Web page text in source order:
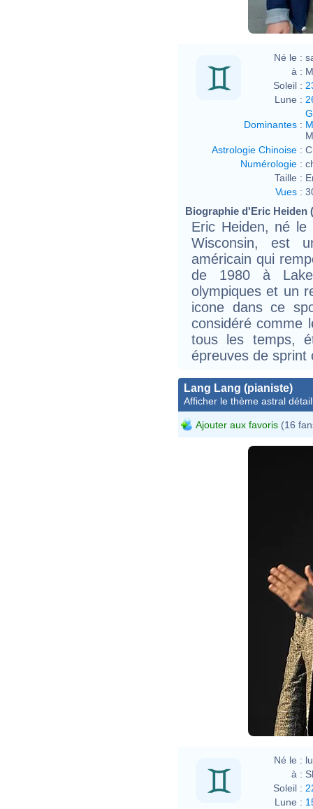
Né le :
à :
Soleil :
Lune :
Dominantes :
Astrologie Chinoise :
Numérologie :
Taille :
Vues :
Biographie d'Eric Heiden
Eric Heiden, né
Wisconsin, est
américain qui
de 1980 à
olympiques et un
icone dans ce
considéré comme
tous les temps,
épreuves de sprint
Lang Lang (pianiste)
Afficher le thème astral
Ajouter aux favoris (16
Né le :
à :
Soleil :
Lune :